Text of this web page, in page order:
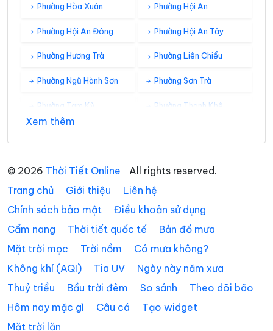
Phường Hòa Xuân Phường Hội An
Phường Hội An Đông Phường Hội An Tây
Phường Hương Trà Phường Liên Chiểu
Phường Ngũ Hành Sơn Phường Sơn Trà
Phường Tam Kỳ Phường Thanh Khê
Xã Đắc Pring
Xã Đại Lộc Xã Điện Bàn Tây
Xã Đồng Dương Xã Đông Giang
Xã Đức Phú Xã Duy Nghĩa
Xã Hà Nha Xã Hiệp Đức
Xã Hòa Tiến
Xem thêm
© 2026 Thời Tiết Online
All rights reserved.
Trang chủ
Giới thiệu
Liên hệ
Chính sách bảo mật
Điều khoản sử dụng
Cẩm nang
Thời tiết quốc tế
Bản đồ mưa
Mặt trời mọc
Trời nồm
Có mưa không?
Không khí (AQI)
Tia UV
Ngày này năm xưa
Thuỷ triều
Bầu trời đêm So sánh
Theo dõi bão
Hôm nay mặc gì
Câu cá
Tạo widget
Mặt trời lặn